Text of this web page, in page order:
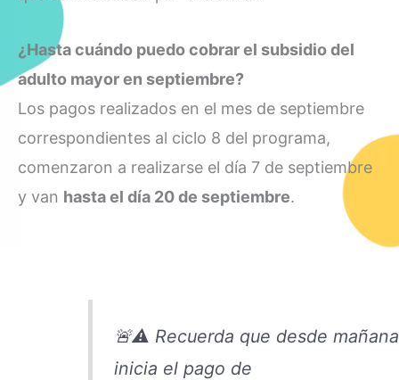
¿Hasta cuándo puedo cobrar el subsidio del
adulto mayor en septiembre?
Los pagos realizados en el mes de septiembre
correspondientes al ciclo 8 del programa,
comenzaron a realizarse el día 7 de septiembre
y van hasta el día 20 de septiembre.
🚨⚠ Recuerda que desde mañana
inicia el pago de